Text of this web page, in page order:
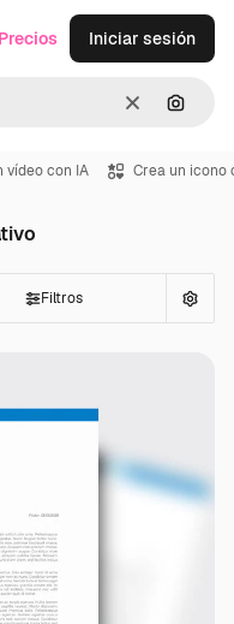
Borrar
Precios Iniciar sesión
vídeo con IA Crea un icono
Filtros